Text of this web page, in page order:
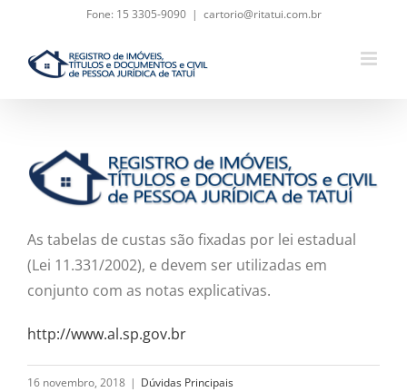
content
Fone: 15 3305-9090 | cartorio@ritatui.com.br
As tabelas de custas são fixadas por lei estadual
(Lei 11.331/2002), e devem ser utilizadas em
conjunto com as notas explicativas.
http://www.al.sp.gov.br
16 novembro, 2018 | Dúvidas Principais